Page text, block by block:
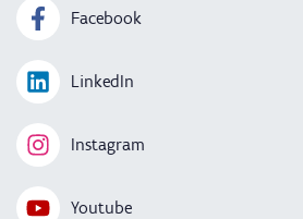
Facebook
LinkedIn
Instagram
Youtube